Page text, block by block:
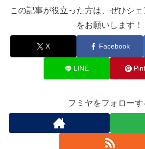
この記事が役立った方は、ぜひシ
をお願いします！
X Facebook
LINE
フミヤをフォローす